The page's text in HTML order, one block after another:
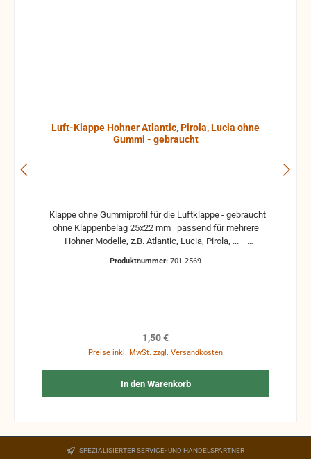
Luft-Klappe Hohner Atlantic, Pirola, Lucia ohne
Gummi - gebraucht
ohne Klappenbelag 25x22 mm passend für mehrere
Hohner Modelle, z.B. Atlantic, Lucia, Pirola, ...
Funktion nicht mehr gewährleistet werden und die
Produktnummer: 701-2569
Regulärer Preis:
1,50 €
Preise inkl. MwSt. zzgl. Versandkosten
In den Warenkorb
SPEZIALISIERTER SERVICE- UND HANDELSPARTNER